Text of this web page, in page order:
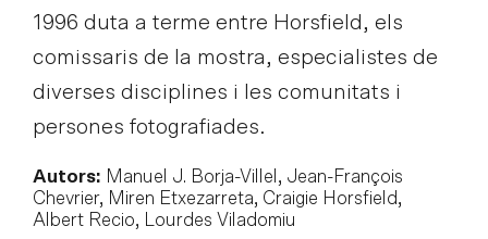
1996 duta a terme entre Horsfield, els
comissaris de la mostra, especialistes de
diverses disciplines i les comunitats i
persones fotografiades.
Autors: Manuel J. Borja-Villel, Jean-François
Chevrier, Miren Etxezarreta, Craigie Horsfield,
Albert Recio, Lourdes Viladomiu